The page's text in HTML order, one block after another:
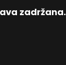
zadržana.